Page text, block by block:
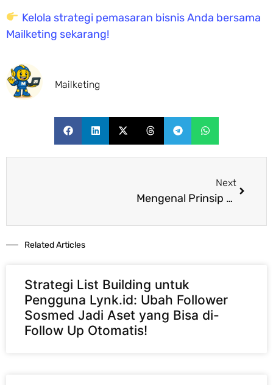
Kelola strategi pemasaran bisnis Anda bersama
Mailketing sekarang!
Mailketing
Next
Mengenal Prinsip Lean Manufacturing untuk Efisiensi Bisnis
Related Articles​
Strategi List Building untuk
Pengguna Lynk.id: Ubah Follower
Sosmed Jadi Aset yang Bisa di-
Follow Up Otomatis!